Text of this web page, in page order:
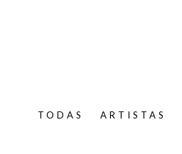
TODAS ARTISTAS